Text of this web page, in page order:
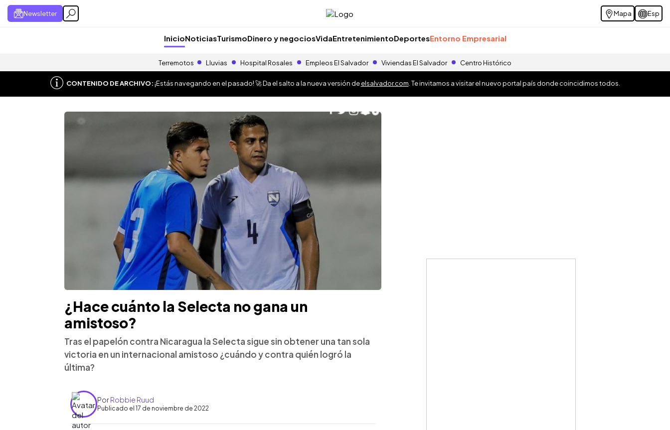
Newsletter Mapa Esp
InicioNoticiasTurismoDinero y negociosVidaEntretenimientoDeportesEntorno Empresarial
Terremotos Lluvias Hospital Rosales Empleos El Salvador Viviendas El Salvador Centro Histórico
CONTENIDO DE ARCHIVO:¡Estás navegando en el pasado! 🚀 Da el salto a la nueva versión deelsalvador.com . Te invitamos a visitar el nuevo portal país donde coincidimos todos.
¿Hace cuánto la Selecta no gana un
amistoso?
Tras el papelón contra Nicaragua la Selecta sigue sin obtener una tan sola
victoria en un internacional amistoso ¿cuándo y contra quién logró la
última?
PorRobbie Ruud
Publicado el 17 de noviembre de 2022